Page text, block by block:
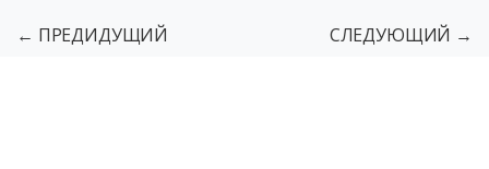
← ПРЕДИДУЩИЙ СЛЕДУЮЩИЙ →